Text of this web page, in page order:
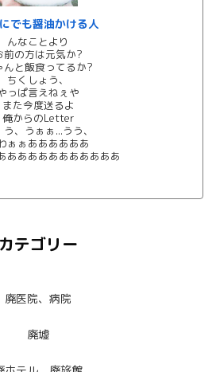
でも醤油かける人
んなことより
前の方は元気か?
んと飯食ってるか?
ちくしょう、
っぱ言えねぇや
また今度送るよ
俺からのLetter
う、うぁぁ...うう、
ぁぁああああああ
あああああああああああ
カテゴリー
廃医院、病院
廃墟